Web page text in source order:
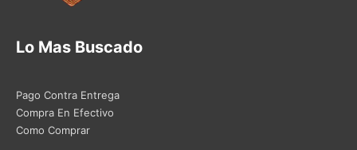
Lo Mas Buscado
Pago Contra Entrega
Compra En Efectivo
Como Comprar